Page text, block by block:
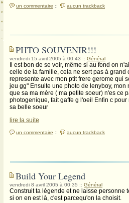
un commentaire :: aucun trackback
PHTO SOUVENIR!!!
vendredi 15 avril 2005 à 00:43 :: Général
Il est bon de se voir, même si au fond on
celle de la famille, cela ne sert pas à
represente avec mon ptit frere gerome qui
jeu gg" Ensuite une photo de lenyboy,
que sa ma mère ( ma petite soeur) n'es ce
photogenique, fait gaffe g l'oeil Enfin c
sa belle soeur
lire la suite
un commentaire :: aucun trackback
Build Your Legend
vendredi 8 avril 2005 à 00:35 :: Général
Construit ta légende et ne laisse personne
si on en est là, c'est parcequ'on la choisit.